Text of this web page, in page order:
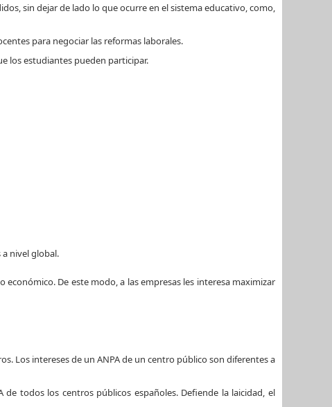
sin dejar de lado lo que ocurre en el sistema educativo, como,
para negociar las reformas laborales.
los estudiantes pueden participar.
nivel global.
De este modo, a las empresas les interesa maximizar
Los intereses de un ANPA de un centro público son diferentes a
de todos los centros públicos españoles. Defiende la laicidad, el